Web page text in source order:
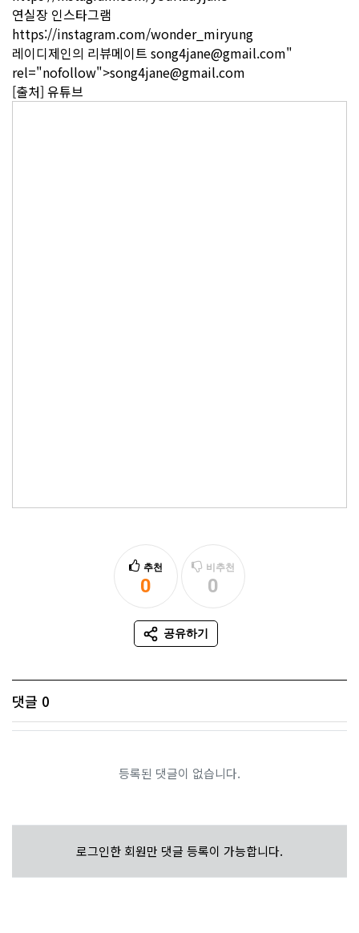
연실장 인스타그램
https://instagram.com/wonder_miryung
레이디제인의 리뷰메이트 song4jane@gmail.com"
rel="nofollow">song4jane@gmail.com
[출처] 유튜브
추천
0
추천
비추천
0
비추천
공유하기
SNS 공유
댓글 0
등록된 댓글이 없습니다.
로그인한 회원만 댓글 등록이 가능합니다.